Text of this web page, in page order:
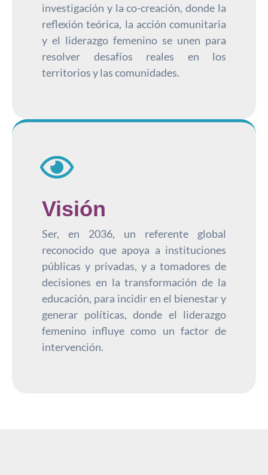
investigación y la co-creación, donde la
reflexión teórica, la acción comunitaria
y el liderazgo femenino se unen para
resolver desafíos reales en los
territorios y las comunidades.
Visión
Ser, en 2036, un referente global
reconocido que apoya a instituciones
públicas y privadas, y a tomadores de
decisiones en la transformación de la
educación, para incidir en el bienestar y
generar políticas, donde el liderazgo
femenino influye como un factor de
intervención.